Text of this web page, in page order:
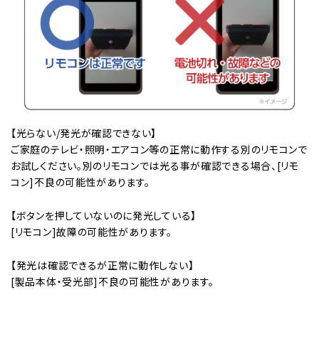
【光らない/発光が確認できない】
ご家庭のテレビ・照明・エアコン等の正常に動作する別のリモコンで
お試しください。別のリモコンでは光る事が確認できる場合、[リモ
コン]不良の可能性があります。
【ボタンを押していないのに発光している】
[リモコン]故障の可能性があります。
【発光は確認できるが正常に動作しない】
[製品本体・受光部]不良の可能性があります。